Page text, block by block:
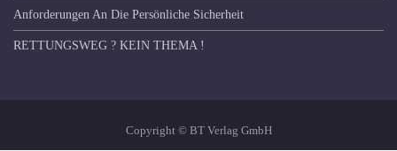
Anforderungen An Die Persönliche Sicherheit
RETTUNGSWEG ? KEIN THEMA !
Copyright © BT Verlag GmbH